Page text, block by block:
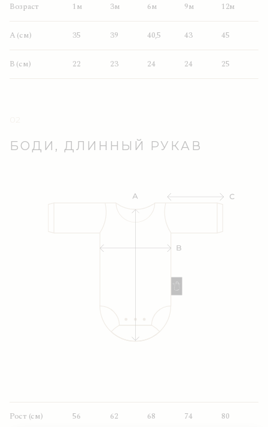
Возраст 1м 3м 6м 9м 12м
A (см) 35 39 40,5 43 45
B (см) 22 23 24 24 25
БОДИ, ДЛИННЫЙ РУКАВ
Рост (см) 56 62 68 74 80